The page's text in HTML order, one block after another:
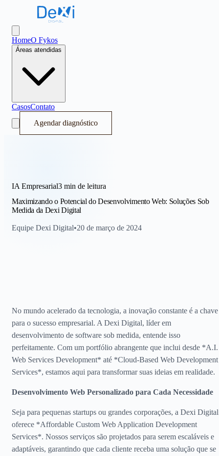
Dexi Digital - Sistema Operacional de Receita
HomeO Fykos
Áreas atendidas
CasosContato
Agendar diagnóstico
IA Empresarial3 min de leitura
Maximizando o Potencial do Desenvolvimento Web: Soluções Sob
Medida da Dexi Digital
Equipe Dexi Digital•20 de março de 2024
No mundo acelerado da tecnologia, a inovação constante é a chave
para o sucesso empresarial. A Dexi Digital, líder em
desenvolvimento de software sob medida, entende isso
perfeitamente. Com um portfólio abrangente que inclui desde *A.I.
Web Services Development* até *Cloud-Based Web Development
Services*, estamos aqui para transformar suas ideias em realidade.
Desenvolvimento Web Personalizado para Cada Necessidade
Seja para pequenas startups ou grandes corporações, a Dexi Digital
oferece *Affordable Custom Web Application Development
Services*. Nossos serviços são projetados para serem escaláveis e
adaptáveis, garantindo que cada cliente receba uma solução que se